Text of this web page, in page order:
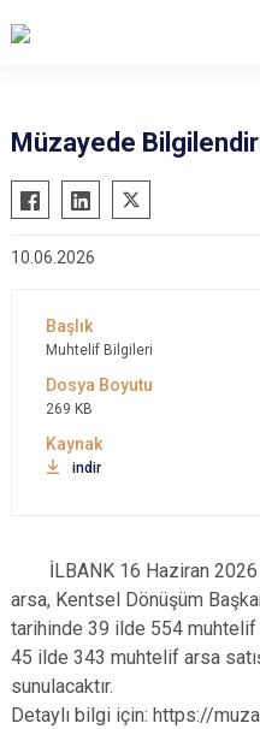
Gebze
Gölcük
Kandıra
Körfez
Derince
Müzayede
10.06.2026
Muhtelif Bilgileri
269 KB
indir
İLBANK 16 Haziran 2026
arsa, Kentsel Dönüşüm
tarihinde 39 ilde 554
45 ilde 343 muhtelif arsa
sunulacaktır.
Detaylı bilgi için: https://